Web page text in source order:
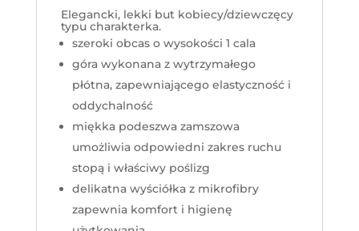
Elegancki, lekki but kobiecy/dziewczęcy
typu charakterka.
szeroki obcas o wysokości 1 cala
góra wykonana z wytrzymałego
płótna, zapewniającego elastyczność i
oddychalność
miękka podeszwa zamszowa
umożliwia odpowiedni zakres ruchu
stopą i właściwy poślizg
delikatna wyściółka z mikrofibry
zapewnia komfort i higienę